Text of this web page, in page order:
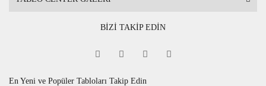
BİZİ TAKİP EDİN
En Yeni ve Popüler Tabloları Takip Edin